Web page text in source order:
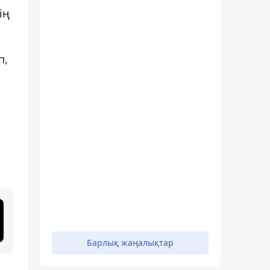
Барлық жаңалықтар